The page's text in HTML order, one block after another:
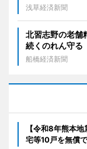
浅草経済新聞
北習志野の老
続くのれん守る
船橋経済新聞
【令和8年熊本
宅等10戸を無償